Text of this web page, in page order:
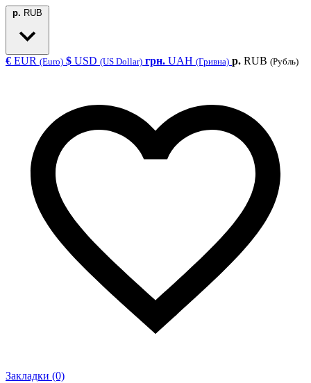
р. RUB
€ EUR (Euro) $ USD (US Dollar) грн. UAH (Гривна) р. RUB (Рубль)
Закладки (0)